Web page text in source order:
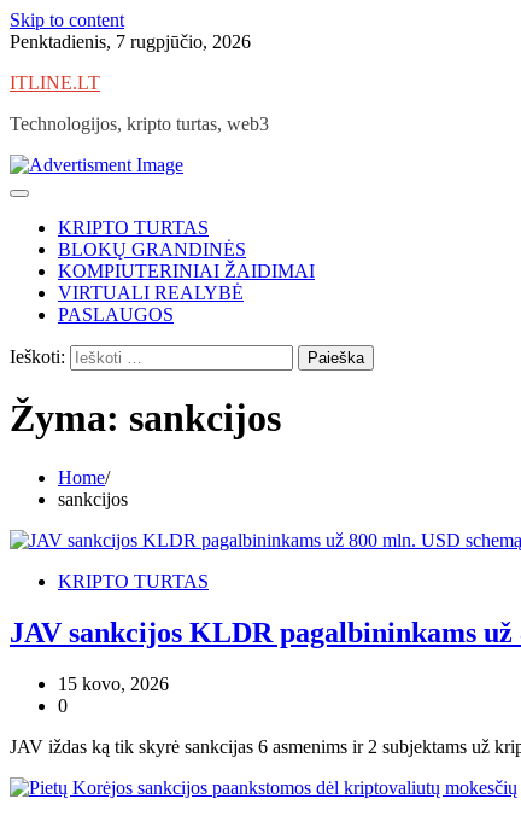
Skip to content
Penktadienis, 7 rugpjūčio, 2026
ITLINE.LT
Technologijos, kripto turtas, web3
KRIPTO TURTAS
BLOKŲ GRANDINĖS
KOMPIUTERINIAI ŽAIDIMAI
VIRTUALI REALYBĖ
PASLAUGOS
Ieškoti:
Žyma: sankcijos
Home
sankcijos
KRIPTO TURTAS
JAV sankcijos KLDR pagalbininkams už
15 kovo, 2026
0
JAV iždas ką tik skyrė sankcijas 6 asmenims ir 2 subjektams už